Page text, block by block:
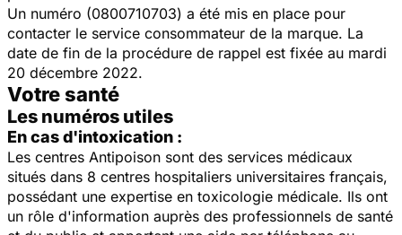
Un numéro (0800710703) a été mis en place pour
contacter le service consommateur de la marque. La
date de fin de la procédure de rappel est fixée au mardi
20 décembre 2022.
Votre santé
Les numéros utiles
En cas d'intoxication :
Les centres Antipoison sont des services médicaux
situés dans 8 centres hospitaliers universitaires français,
possédant une expertise en toxicologie médicale. Ils ont
un rôle d'information auprès des professionnels de santé